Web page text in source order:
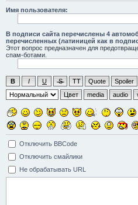
Имя пользователя:
В подписи сайта перечислены 4
перечисленных (латиницей как в
Этот вопрос предназначен для
спам-ботами.
B I U S TT Quote Spoiler
Цвет
media audio
Отключить BBCode
Отключить смайлики
Не обрабатывать URL